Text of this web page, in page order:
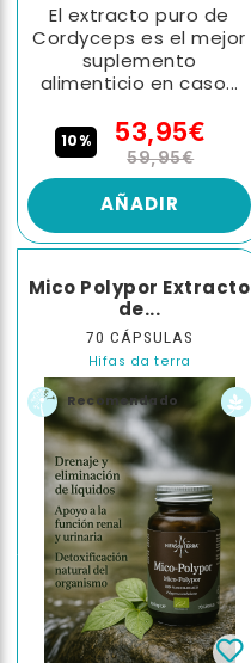
El extracto puro de
Cordyceps es el mejor
suplemento
alimenticio en caso...
10% 53,95€
59,95€
AÑADIR
Mico Polypor Extracto
de...
70 CÁPSULAS
Hifas da terra
Recomendado